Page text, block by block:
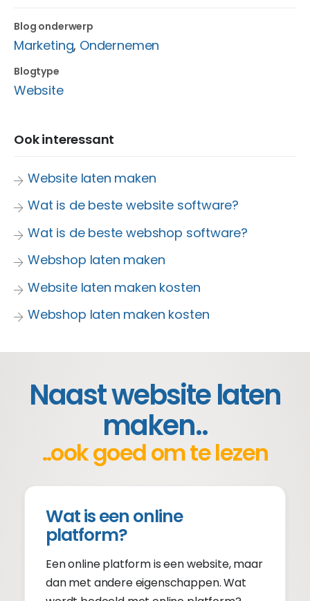
Blog onderwerp
Marketing, Ondernemen
Blogtype
Website
Ook interessant
Website laten maken
Wat is de beste website software?
Wat is de beste webshop software?
Webshop laten maken
Website laten maken kosten
Webshop laten maken kosten
Naast website laten
maken..
..ook goed om te lezen
Wat is een online
platform?
Een online platform is een website, maar
dan met andere eigenschappen. Wat